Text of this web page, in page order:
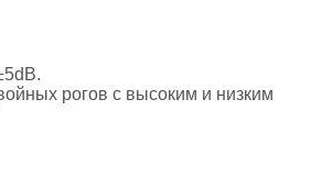
рогов с высоким и низким